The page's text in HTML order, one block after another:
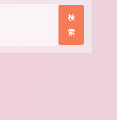
検
索